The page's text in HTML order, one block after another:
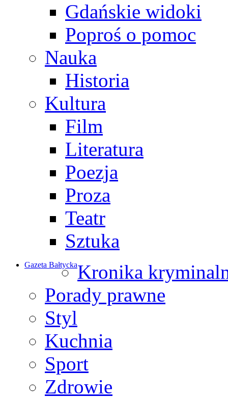
Gdańskie widoki
Poproś o pomoc
Nauka
Historia
Kultura
Film
Literatura
Poezja
Proza
Teatr
Sztuka
Gazeta BałtyckaKronika
Porady prawne
Styl
Kuchnia
Sport
Zdrowie